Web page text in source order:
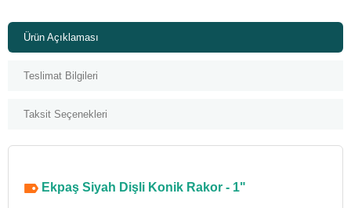
Ürün Açıklaması
Teslimat Bilgileri
Taksit Seçenekleri
Ekpaş Siyah Dişli Konik Rakor - 1"